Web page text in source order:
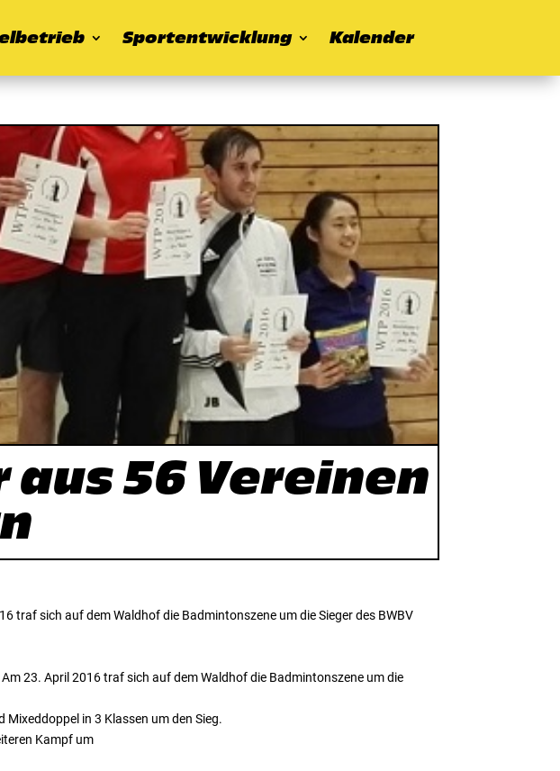
Sportentwicklung Kalender
aus 56 Vereinen
traf sich auf dem Waldhof die Badmintonszene um die Sieger des BWBV
23. April 2016 traf sich auf dem Waldhof die Badmintonszene um die
in 3 Klassen um den Sieg.
Kampf um